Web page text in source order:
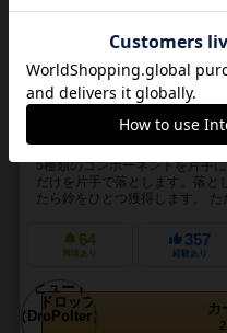
握ったものを振り落とせ！手に
5種類のコンポーネントを片手
だけを片手で落とします。落と
たら鈴をひとつ獲得します。 た
64
興味あり
357
経験あり
カ